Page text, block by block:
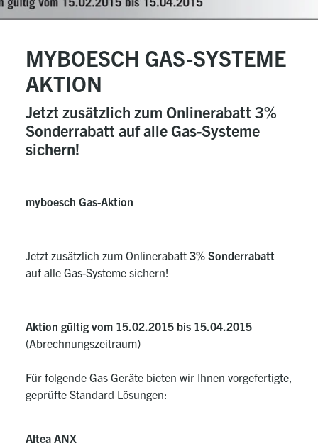
MYBOESCH GAS-SYSTEME
AKTION
Jetzt zusätzlich zum Onlinerabatt 3%
Sonderrabatt auf alle Gas-Systeme
sichern!
myboesch Gas-Aktion
Jetzt zusätzlich zum Onlinerabatt 3% Sonderrabatt
auf alle Gas-Systeme sichern!
Aktion gültig vom 15.02.2015 bis 15.04.2015
(Abrechnungszeitraum)
Für folgende Gas Geräte bieten wir Ihnen vorgefertigte,
geprüfte Standard Lösungen:
Altea ANX